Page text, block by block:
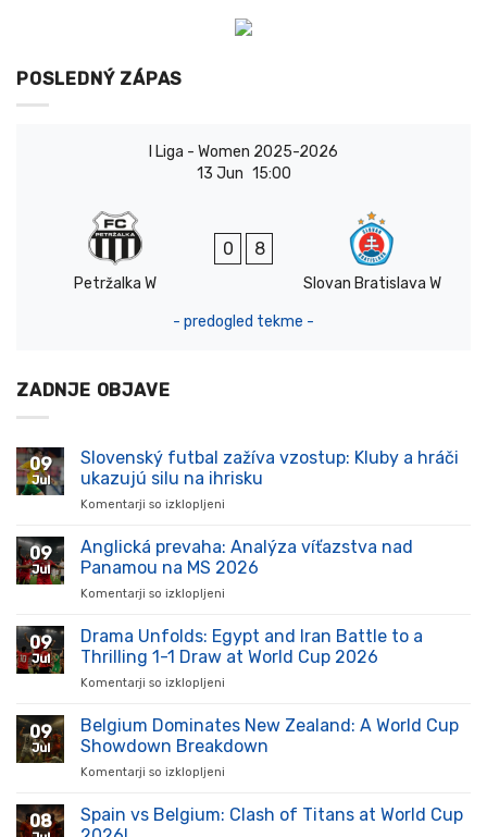
POSLEDNÝ ZÁPAS
I Liga - Women 2025-2026
13 Jun 15:00
Petržalka W
0 8
Slovan Bratislava W
- predogled tekme -
ZADNJE OBJAVE
09
Jul
Slovenský futbal zažíva vzostup: Kluby a hráči
ukazujú silu na ihrisku
Komentarji so izklopljeni
futbal
zažíva
vzostup:
hráči
ukazujú
09
Jul
Anglická prevaha: Analýza víťazstva nad
Panamou na MS 2026
Komentarji so izklopljeni
prevaha:
Analýza
víťazstva
na
MS
09
Jul
Drama Unfolds: Egypt and Iran Battle to a
Thrilling 1-1 Draw at World Cup 2026
Komentarji so izklopljeni
Unfolds:
Egypt
and
to
09
Jul
Belgium Dominates New Zealand: A World Cup
Showdown Breakdown
Komentarji so izklopljeni
Dominates
08
Spain vs Belgium: Clash of Titans at World Cup